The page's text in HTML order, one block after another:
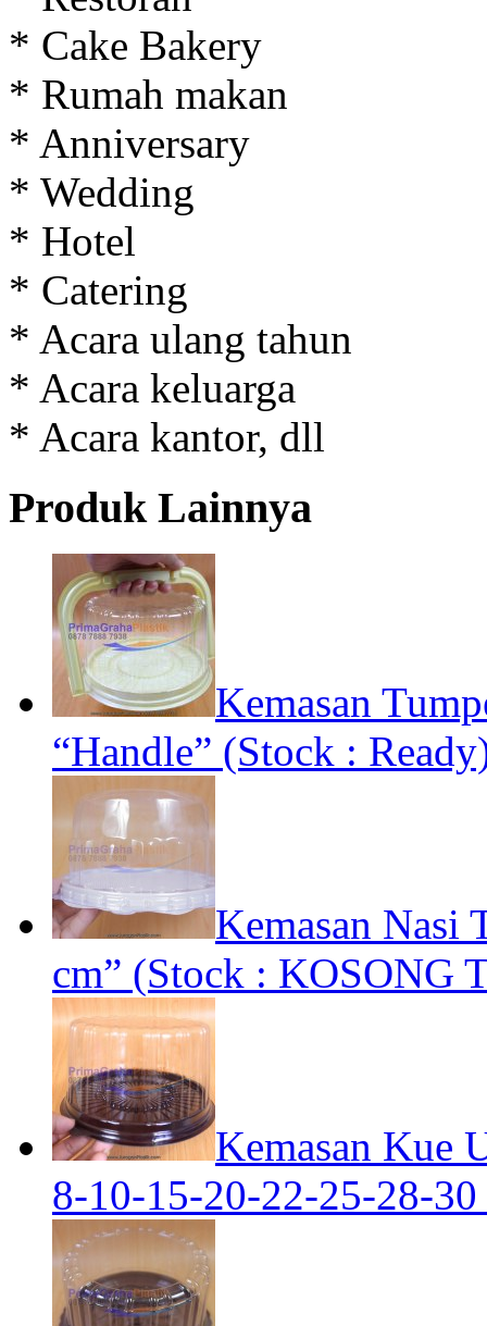
* Cake Bakery
* Rumah makan
* Anniversary
* Wedding
* Hotel
* Catering
* Acara ulang tahun
* Acara keluarga
* Acara kantor, dll
Produk Lainnya
Kemasan
“Handle” (Stock :
Kemasan Nasi
cm” (Stock : KOSONG
Kemasan Kue
8-10-15-20-22-25-28-